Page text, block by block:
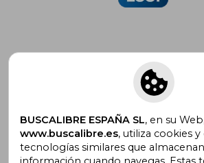
Suscríbete para recibir
promociones
BUSCALIBRE ESPAÑA SL, en su
www.buscalibre.es, utiliza cookies y
tecnologías similares que